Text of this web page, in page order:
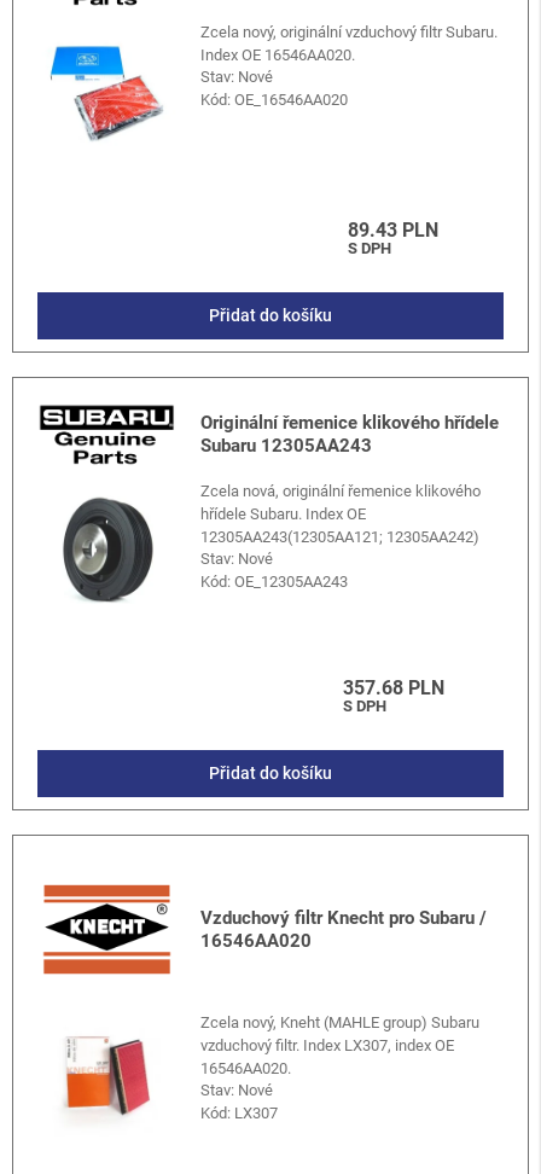
Zcela nový, originální vzduchový filtr Subaru.
Index OE 16546AA020.
Stav: Nové
Kód:OE_16546AA020
89.43 PLN
S DPH
Přidat do košíku
Originální řemenice klikového hřídele
Subaru 12305AA243
Zcela nová, originální řemenice klikového
hřídele Subaru. Index OE
12305AA243(12305AA121; 12305AA242)
Stav: Nové
Kód:OE_12305AA243
357.68 PLN
S DPH
Přidat do košíku
Vzduchový filtr Knecht pro Subaru /
16546AA020
Zcela nový, Kneht (MAHLE group) Subaru
vzduchový filtr. Index LX307, index OE
16546AA020.
Stav: Nové
Kód: LX307